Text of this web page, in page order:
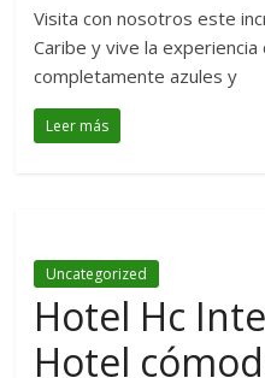
Visita con nosotros este
Caribe y vive la experiencia
completamente azules y
Leer más
Uncategorized
Hotel Hc
Hotel